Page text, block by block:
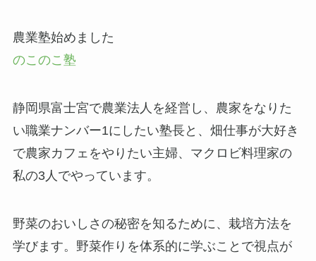
農業塾始めました
のこのこ塾
静岡県富士宮で農業法人を経営し、農家をなりた
い職業ナンバー1にしたい塾長と、畑仕事が大好き
で農家カフェをやりたい主婦、マクロビ料理家の
私の3人でやっています。
野菜のおいしさの秘密を知るために、栽培方法を
学びます。野菜作りを体系的に学ぶことで視点が